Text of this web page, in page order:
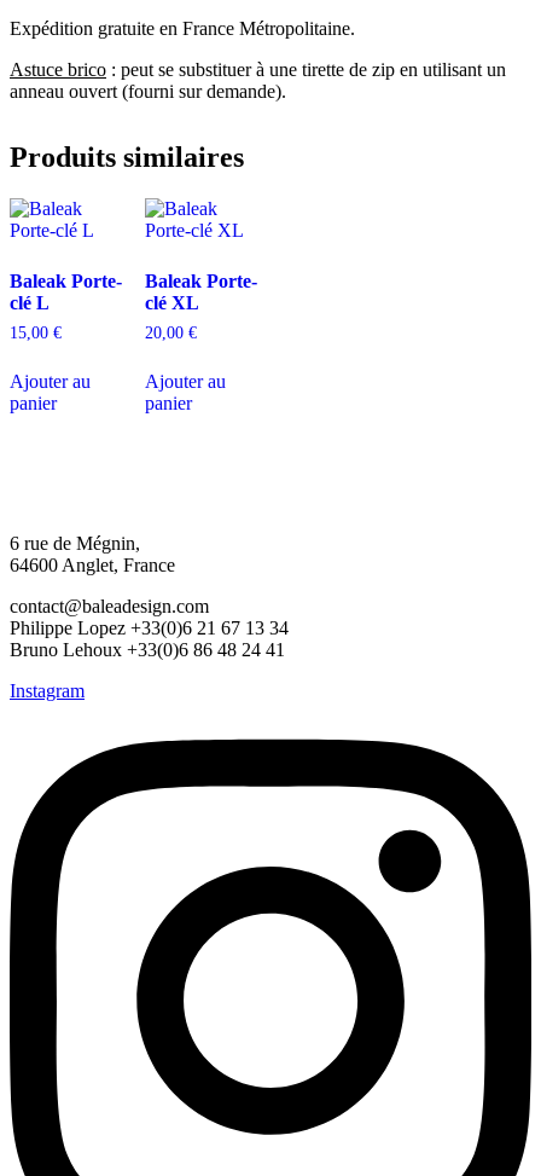
Expédition gratuite en France Métropolitaine.
Astuce brico : peut se substituer à une tirette de zip en utilisant un
anneau ouvert (fourni sur demande).
Produits similaires
Baleak Porte-
clé L
15,00 €
Ajouter au
panier
Baleak Porte-
clé XL
20,00 €
Ajouter au
panier
6 rue de Mégnin,
64600 Anglet, France
contact@baleadesign.com
Philippe Lopez +33(0)6 21 67 13 34
Bruno Lehoux +33(0)6 86 48 24 41
Instagram